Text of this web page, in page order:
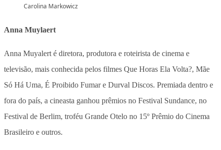
Carolina Markowicz
Anna Muylaert
Anna Muyalert é diretora, produtora e roteirista de cinema e
televisão, mais conhecida pelos filmes Que Horas Ela Volta?, Mãe
Só Há Uma, É Proibido Fumar e Durval Discos. Premiada dentro e
fora do país, a cineasta ganhou prêmios no Festival Sundance, no
Festival de Berlim, troféu Grande Otelo no 15º Prêmio do Cinema
Brasileiro e outros.